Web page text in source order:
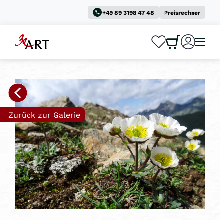
+49 89 3198 47 48 Preisrechner
0
Zurück zur Galerie